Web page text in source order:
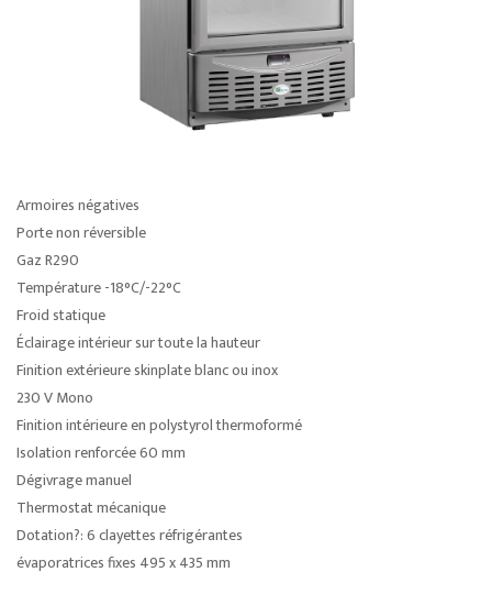
Armoires négatives
Porte non réversible
Gaz R290
Température -18°C/-22°C
Froid statique
Éclairage intérieur sur toute la hauteur
Finition extérieure skinplate blanc ou inox
230 V Mono
Finition intérieure en polystyrol thermoformé
Isolation renforcée 60 mm
Dégivrage manuel
Thermostat mécanique
Dotation?: 6 clayettes réfrigérantes
évaporatrices fixes 495 x 435 mm